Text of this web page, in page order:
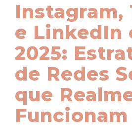
Instagram,
e LinkedIn
2025:
de Redes
que
Funcionam